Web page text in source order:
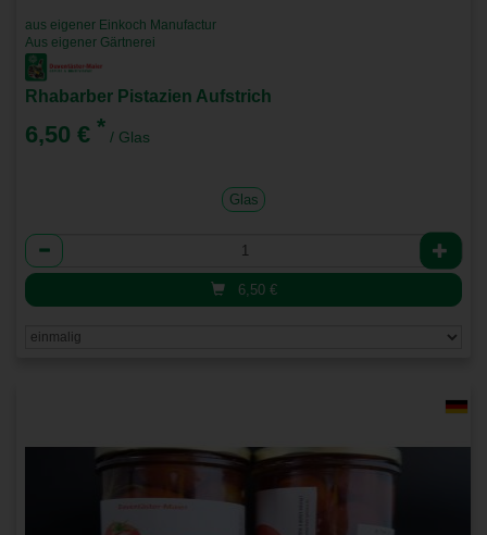
aus eigener Einkoch Manufactur
Aus eigener Gärtnerei
Rhabarber Pistazien Aufstrich
6,50 € * / Glas
Glas
Anzahl
6,50 €